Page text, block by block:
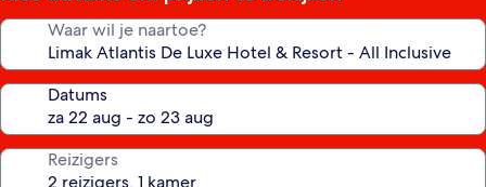
Waar wil je naartoe?
Datums
Reizigers